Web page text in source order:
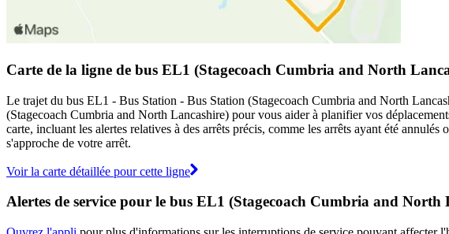
Carte de la ligne de bus EL1 (Stagecoach Cumbria and North
Le trajet du bus EL1 - Bus Station - Bus Station (Stagecoach Cumbria and North
(Stagecoach Cumbria and North Lancashire) pour vous aider à planifier vos
carte, incluant les alertes relatives à des arrêts précis, comme les arrêts ayant été
s'approche de votre arrêt.
Voir la carte détaillée pour cette ligne
Alertes de service pour le bus EL1 (Stagecoach Cumbria and North